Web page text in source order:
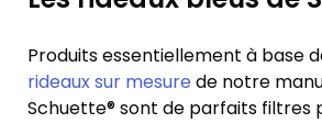
Produits essentiellement à base
rideaux sur mesure de notre
Schuette® sont de parfaits filtres